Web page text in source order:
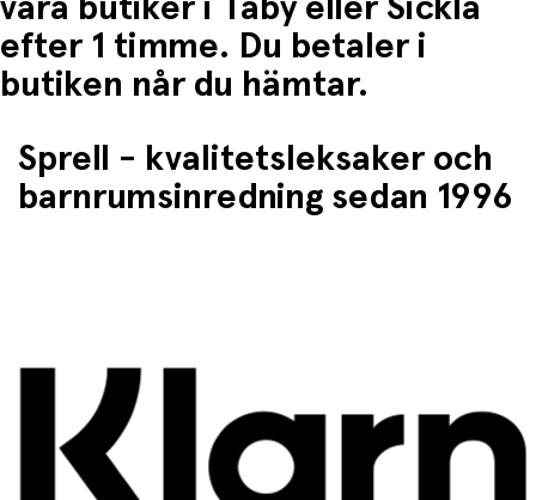
våra butiker i Täby eller Sickla
efter 1 timme. Du betaler i
butiken når du hämtar.
Sprell - kvalitetsleksaker och
barnrumsinredning sedan 1996